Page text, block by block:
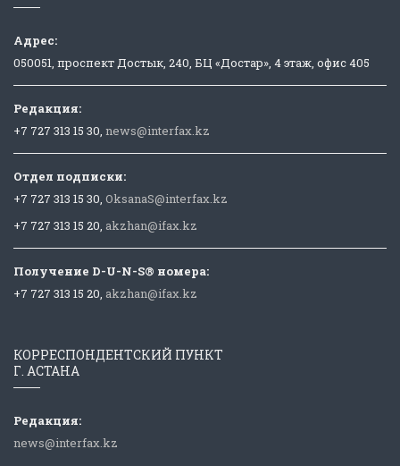
Адрес:
050051, проспект Достык, 240, БЦ «Достар», 4 этаж, офис 405
Редакция:
+7 727 313 15 30, news@interfax.kz
Отдел подписки:
+7 727 313 15 30, OksanaS@interfax.kz
+7 727 313 15 20, akzhan@ifax.kz
Получение D-U-N-S® номера:
+7 727 313 15 20, akzhan@ifax.kz
КОРРЕСПОНДЕНТСКИЙ ПУНКТ
Г. АСТАНА
Редакция:
news@interfax.kz